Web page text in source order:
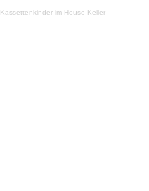
Kassettenkinder im House Keller